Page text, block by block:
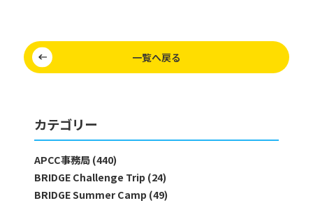
一覧へ戻る
カテゴリー
APCC事務局 (440)
BRIDGE Challenge Trip (24)
BRIDGE Summer Camp (49)